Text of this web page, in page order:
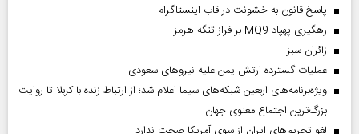
پاسخ قانون به خشونت در قاب اینستاگرام
رهگیری پهپاد MQ9 بر فراز تنگه هرمز
‌زائران سبز
عملیات گسترده ارتش یمن علیه نیروهای سعودی
ویژه‌برنامه‌های اربعین شبکه‌های سیما اعلام شد؛ از ارتباط زنده با کربلا تا روایت
بزرگ‌ترین اجتماع معنوی جهان